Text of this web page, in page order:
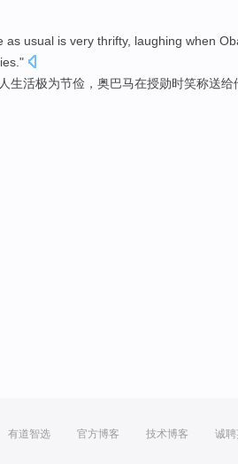
as usual is very thrifty, laughing when
."
生活极为节俭 ， 奥巴马在授勋时笑称送给
有道智选 官方博客 技术博客 诚